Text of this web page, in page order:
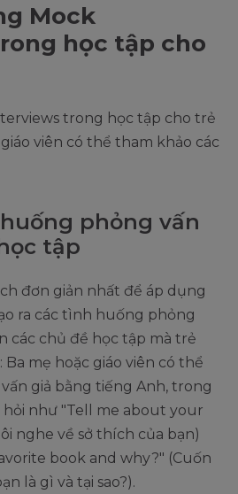
Mock
học tập cho
trong học tập cho trẻ
viên có thể tham khảo các
phỏng vấn
tập
đơn giản nhất để áp dụng
ra các tình huống phỏng
các chủ đề học tập mà trẻ
mẹ hoặc giáo viên có thể
giả bằng tiếng Anh, trong
như "Tell me about your
nghe về sở thích của bạn)
book and why?" (Cuốn
là gì và tại sao?).